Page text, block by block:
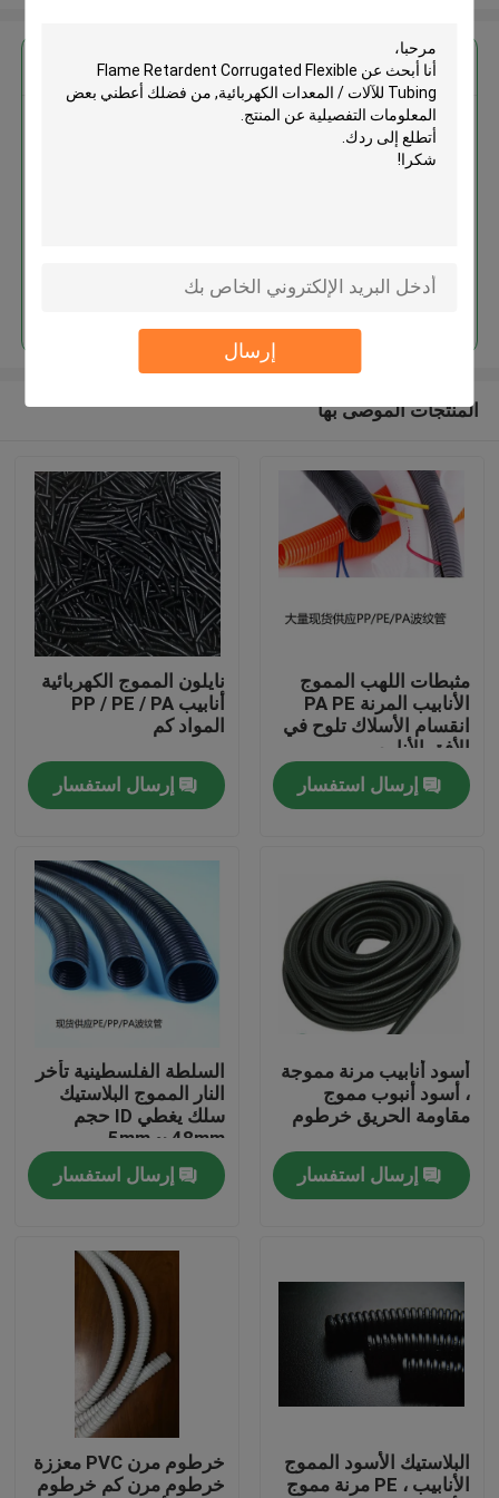
إرسال
منتجات
معلومات عنا
جولة في المعمل
مراقبة الجودة
اتصل بنا
مرن pvc أنبوب
أنابيب مرنة مموجة
احصل على افضل سعر ل
Flame Retardent Corrugated
استمر
المنتجات الموصى بها
مثبطات اللهب المموج
الأنابيب المرنة PA PE
انقسام الأسلاك تلوح في
الأفق الأنابيب
إرسال استفسار
نايلون المموج الكهربائية
أنابيب PP / PE / PA
المواد كم
إرسال استفسار
أسود أنابيب مرنة مموجة
، أسود أنبوب مموج
مقاومة الحريق خرطوم
إرسال استفسار
السلطة الفلسطينية تأخر
النار المموج البلاستيك
سلك يغطي ID حجم
5mm ~ 48mm
إرسال استفسار
البلاستيك الأسود المموج
الأنابيب ، PE مرنة مموج
خرطوم مرن PVC معززة
خرطوم مرن كم خرطوم